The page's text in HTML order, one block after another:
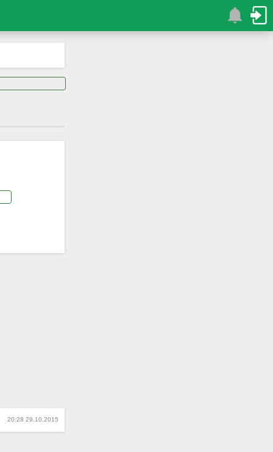
20:28 29.10.2015